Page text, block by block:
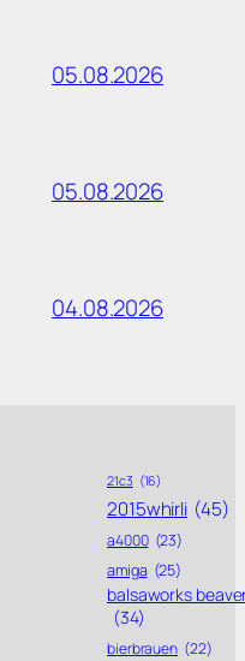
05.08.2026
05.08.2026
04.08.2026
21c3 (16)
2015whirli (45)
a4000 (23)
amiga (25)
balsaworks
(34)
bierbrauen (22)